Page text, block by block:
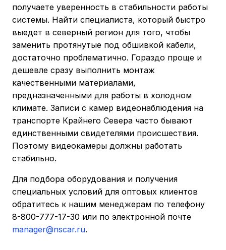
получаете уверенность в стабильности работы
системы. Найти специалиста, который быстро
выедет в северный регион для того, чтобы
заменить протянутые под обшивкой кабели,
достаточно проблематично. Гораздо проще и
дешевле сразу выполнить монтаж
качественными материалами,
предназначенными для работы в холодном
климате. Записи с камер видеонаблюдения на
транспорте Крайнего Севера часто бывают
единственными свидетелями происшествия.
Поэтому видеокамеры должны работать
стабильно.
Для подбора оборудования и получения
специальных условий для оптовых клиентов
обратитесь к нашим менеджерам по телефону
8-800-777-17-30 или по электронной почте
manager@nscar.ru.